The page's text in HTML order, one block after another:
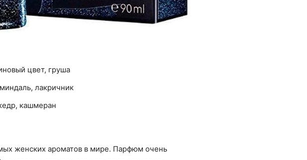
цвет, груша
лакричник
кашмеран
женских ароматов в мире. Парфюм очень